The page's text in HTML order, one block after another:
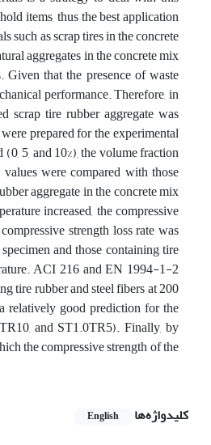
items, thus the best application
such as scrap tires in the concrete
aggregates in the concrete mix
that the presence of waste
performance. Therefore, in
scrap tire rubber aggregate was
prepared for the experimental
5, and 10%), the volume fraction
were compared with those
aggregate in the concrete mix
increased, the compressive
strength loss rate was
and those containing tire
ACI 216 and EN 1994-1-2
tire rubber and steel fibers at 200
relatively good prediction for the
and ST1.0TR5). Finally, by
the compressive strength of the
کلیدواژه‌ها
English